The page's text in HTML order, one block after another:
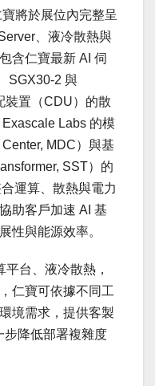
將於展位內完整呈
、液冷散熱與
含仁寶最新 AI 伺
SGX30-2 與
裝置 （CDU）的散
Labs 的模
MDC）與基
SST）的
運算、散熱與電力
助客戶加速 AI 基
性與能源效率。
台、液冷散熱，
仁寶可依據不同工
境需求，提供客製
步降低部署複雜度